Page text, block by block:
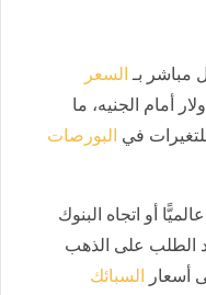
مباشر بـ السعر
أمام الجنيه، ما
في البورصات
أو اتجاه البنوك
الطلب على الذهب
أسعار
السبائك